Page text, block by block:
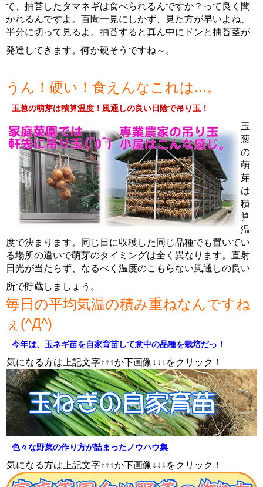
で、抽苔したタマネギは食べられるんですか？って良く聞
かれるんですよ。百聞一見にしかず、見た方が早いよね、
半分に切って見るよ。抽苔すると真ん中にドンと抽苔茎が
発達してきます。何か硬そうですね～。
うん！硬い！食えんなこれは...。
玉葱の萌芽は積算温度！風通しの良い日陰で吊り玉！
玉
葱
の
萌
芽
は
積
算
温
度で決まります。同じ日に収穫した同じ品種でも置いてい
る場所の違いで萌芽のタイミングは全く異なります。直射
日光が当たらず、なるべく温度のこもらない風通しの良い
所で貯蔵しましょう。
毎日の平均気温の積み重ねなんですね
ぇ(^Д^)
今年は、玉ネギ苗を自家育苗して意中の品種を栽培だっ！
気になる方は上記文字↑↑↑か下画像↓↓↓をクリック！
色々な野菜の作り方が詰まったノウハウ集
気になる方は上記文字↑↑↑か下画像↓↓↓をクリック！